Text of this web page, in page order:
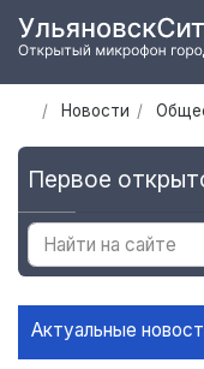
Новости
Первое
Актуальные